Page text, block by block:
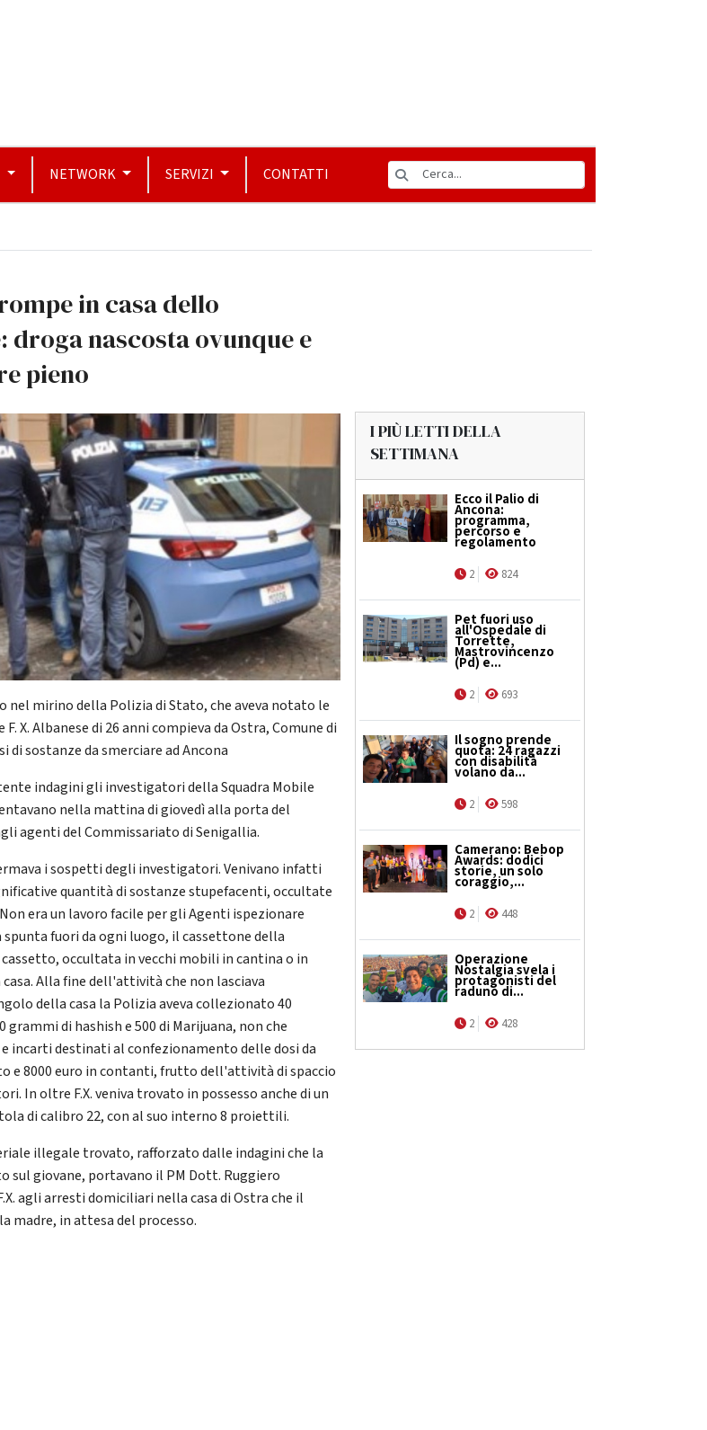
NETWORK SERVIZI CONTATTI
in casa dello
droga nascosta ovunque e
pieno
nel mirino della Polizia di Stato, che aveva notato le
X. Albanese di 26 anni compieva da Ostra, Comune di
di sostanze da smerciare ad Ancona
indagini gli investigatori della Squadra Mobile
nella mattina di giovedì alla porta del
agenti del Commissariato di Senigallia.
i sospetti degli investigatori. Venivano infatti
quantità di sostanze stupefacenti, occultate
era un lavoro facile per gli Agenti ispezionare
spunta fuori da ogni luogo, il cassettone della
occultata in vecchi mobili in cantina o in
Alla fine dell'attività che non lasciava
della casa la Polizia aveva collezionato 40
grammi di hashish e 500 di Marijuana, non che
incarti destinati al confezionamento delle dosi da
e 8000 euro in contanti, frutto dell'attività di spaccio
In oltre F.X. veniva trovato in possesso anche di un
di calibro 22, con al suo interno 8 proiettili.
illegale trovato, rafforzato dalle indagini che la
sul giovane, portavano il PM Dott. Ruggiero
agli arresti domiciliari nella casa di Ostra che il
madre, in attesa del processo.
I PIÙ LETTI DELLA
SETTIMANA
Ecco il Palio di
Ancona:
programma,
percorso e
regolamento
2 824
Pet fuori uso
all'Ospedale di
Torrette,
Mastrovincenzo
(Pd) e...
2 693
Il sogno prende
quota: 24 ragazzi
con disabilità
volano da...
2 598
Camerano: Bebop
Awards: dodici
storie, un solo
coraggio,...
2 448
Operazione
Nostalgia svela i
protagonisti del
raduno di...
2 428